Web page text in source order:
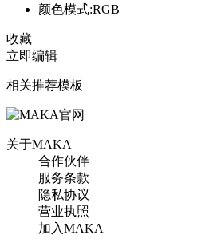
颜色模式:RGB
收藏
立即编辑
相关推荐模板
关于MAKA
合作伙伴
服务条款
隐私协议
营业执照
加入MAKA